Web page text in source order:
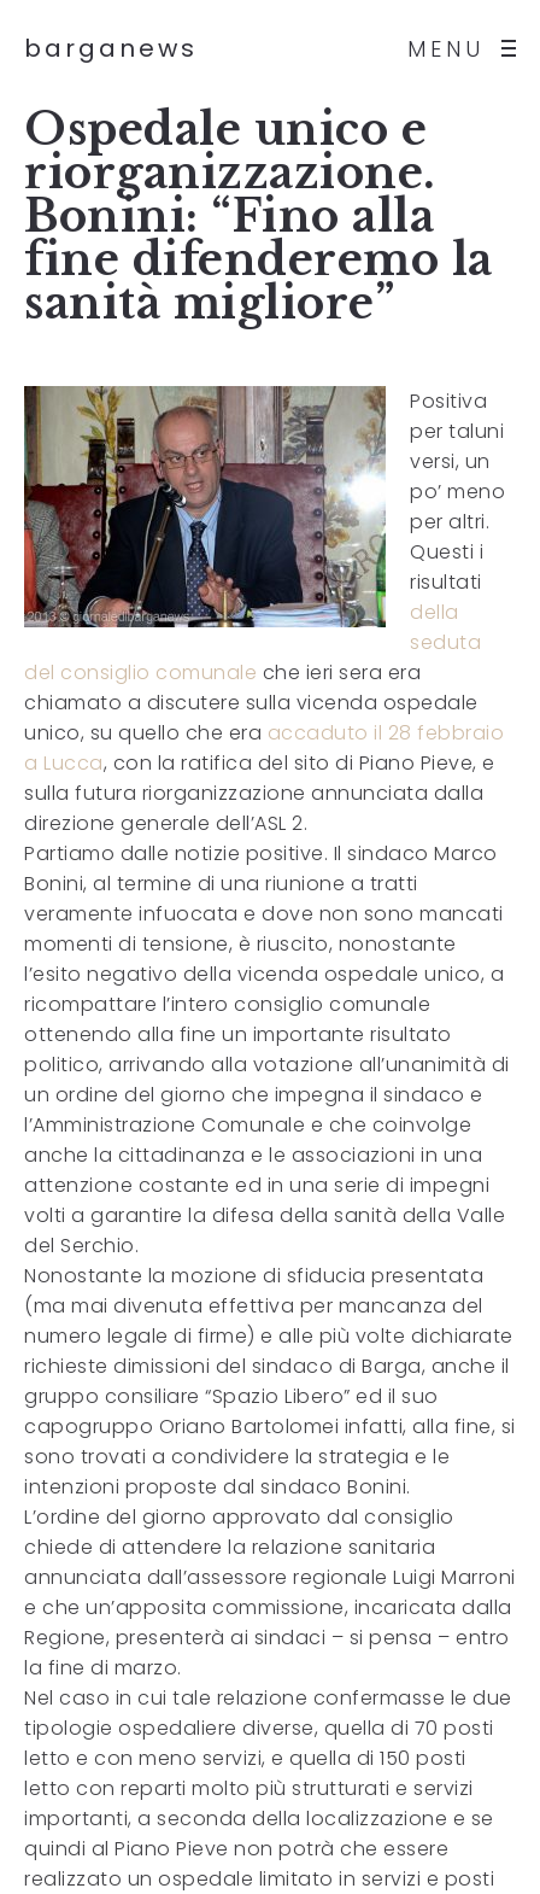
MENU
barganews
Ospedale unico e
riorganizzazione.
Bonini: “Fino alla
fine difenderemo la
sanità migliore”
Positiva
per taluni
versi, un
po’ meno
per altri.
Questi i
risultati
della
seduta
del consiglio comunale che ieri sera era
chiamato a discutere sulla vicenda ospedale
unico, su quello che era accaduto il 28 febbraio
a Lucca, con la ratifica del sito di Piano Pieve, e
sulla futura riorganizzazione annunciata dalla
direzione generale dell’ASL 2.
Partiamo dalle notizie positive. Il sindaco Marco
Bonini, al termine di una riunione a tratti
veramente infuocata e dove non sono mancati
momenti di tensione, è riuscito, nonostante
l’esito negativo della vicenda ospedale unico, a
ricompattare l’intero consiglio comunale
ottenendo alla fine un importante risultato
politico, arrivando alla votazione all’unanimità di
un ordine del giorno che impegna il sindaco e
l’Amministrazione Comunale e che coinvolge
anche la cittadinanza e le associazioni in una
attenzione costante ed in una serie di impegni
volti a garantire la difesa della sanità della Valle
del Serchio.
Nonostante la mozione di sfiducia presentata
(ma mai divenuta effettiva per mancanza del
numero legale di firme) e alle più volte dichiarate
richieste dimissioni del sindaco di Barga, anche il
gruppo consiliare “Spazio Libero” ed il suo
capogruppo Oriano Bartolomei infatti, alla fine, si
sono trovati a condividere la strategia e le
intenzioni proposte dal sindaco Bonini.
L’ordine del giorno approvato dal consiglio
chiede di attendere la relazione sanitaria
annunciata dall’assessore regionale Luigi Marroni
e che un’apposita commissione, incaricata dalla
Regione, presenterà ai sindaci – si pensa – entro
la fine di marzo.
Nel caso in cui tale relazione confermasse le due
tipologie ospedaliere diverse, quella di 70 posti
letto e con meno servizi, e quella di 150 posti
letto con reparti molto più strutturati e servizi
importanti, a seconda della localizzazione e se
quindi al Piano Pieve non potrà che essere
realizzato un ospedale limitato in servizi e posti